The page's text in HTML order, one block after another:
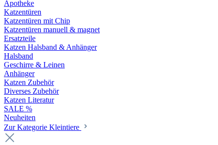
Apotheke
Katzentüren
Katzentüren mit Chip
Katzentüren manuell & magnet
Ersatzteile
Katzen Halsband & Anhänger
Halsband
Geschirre & Leinen
Anhänger
Katzen Zubehör
Diverses Zubehör
Katzen Literatur
SALE %
Neuheiten
Zur Kategorie Kleintiere